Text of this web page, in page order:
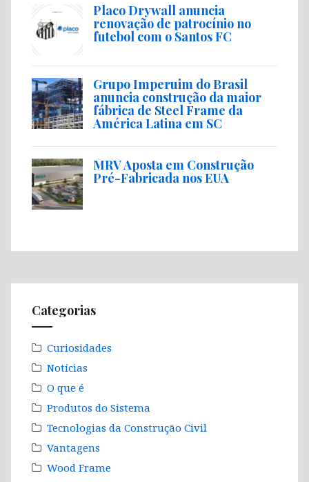
Placo Drywall anuncia
renovação de patrocínio no
futebol com o Santos FC
Grupo Imperuim do Brasil
anuncia construção da maior
fábrica de Steel Frame da
América Latina em SC
MRV Aposta em Construção
Pré-Fabricada nos EUA
Categorias
Curiosidades
Notícias
O que é
Produtos do Sistema
Tecnologias da Construção Civil
Vantagens
Wood Frame